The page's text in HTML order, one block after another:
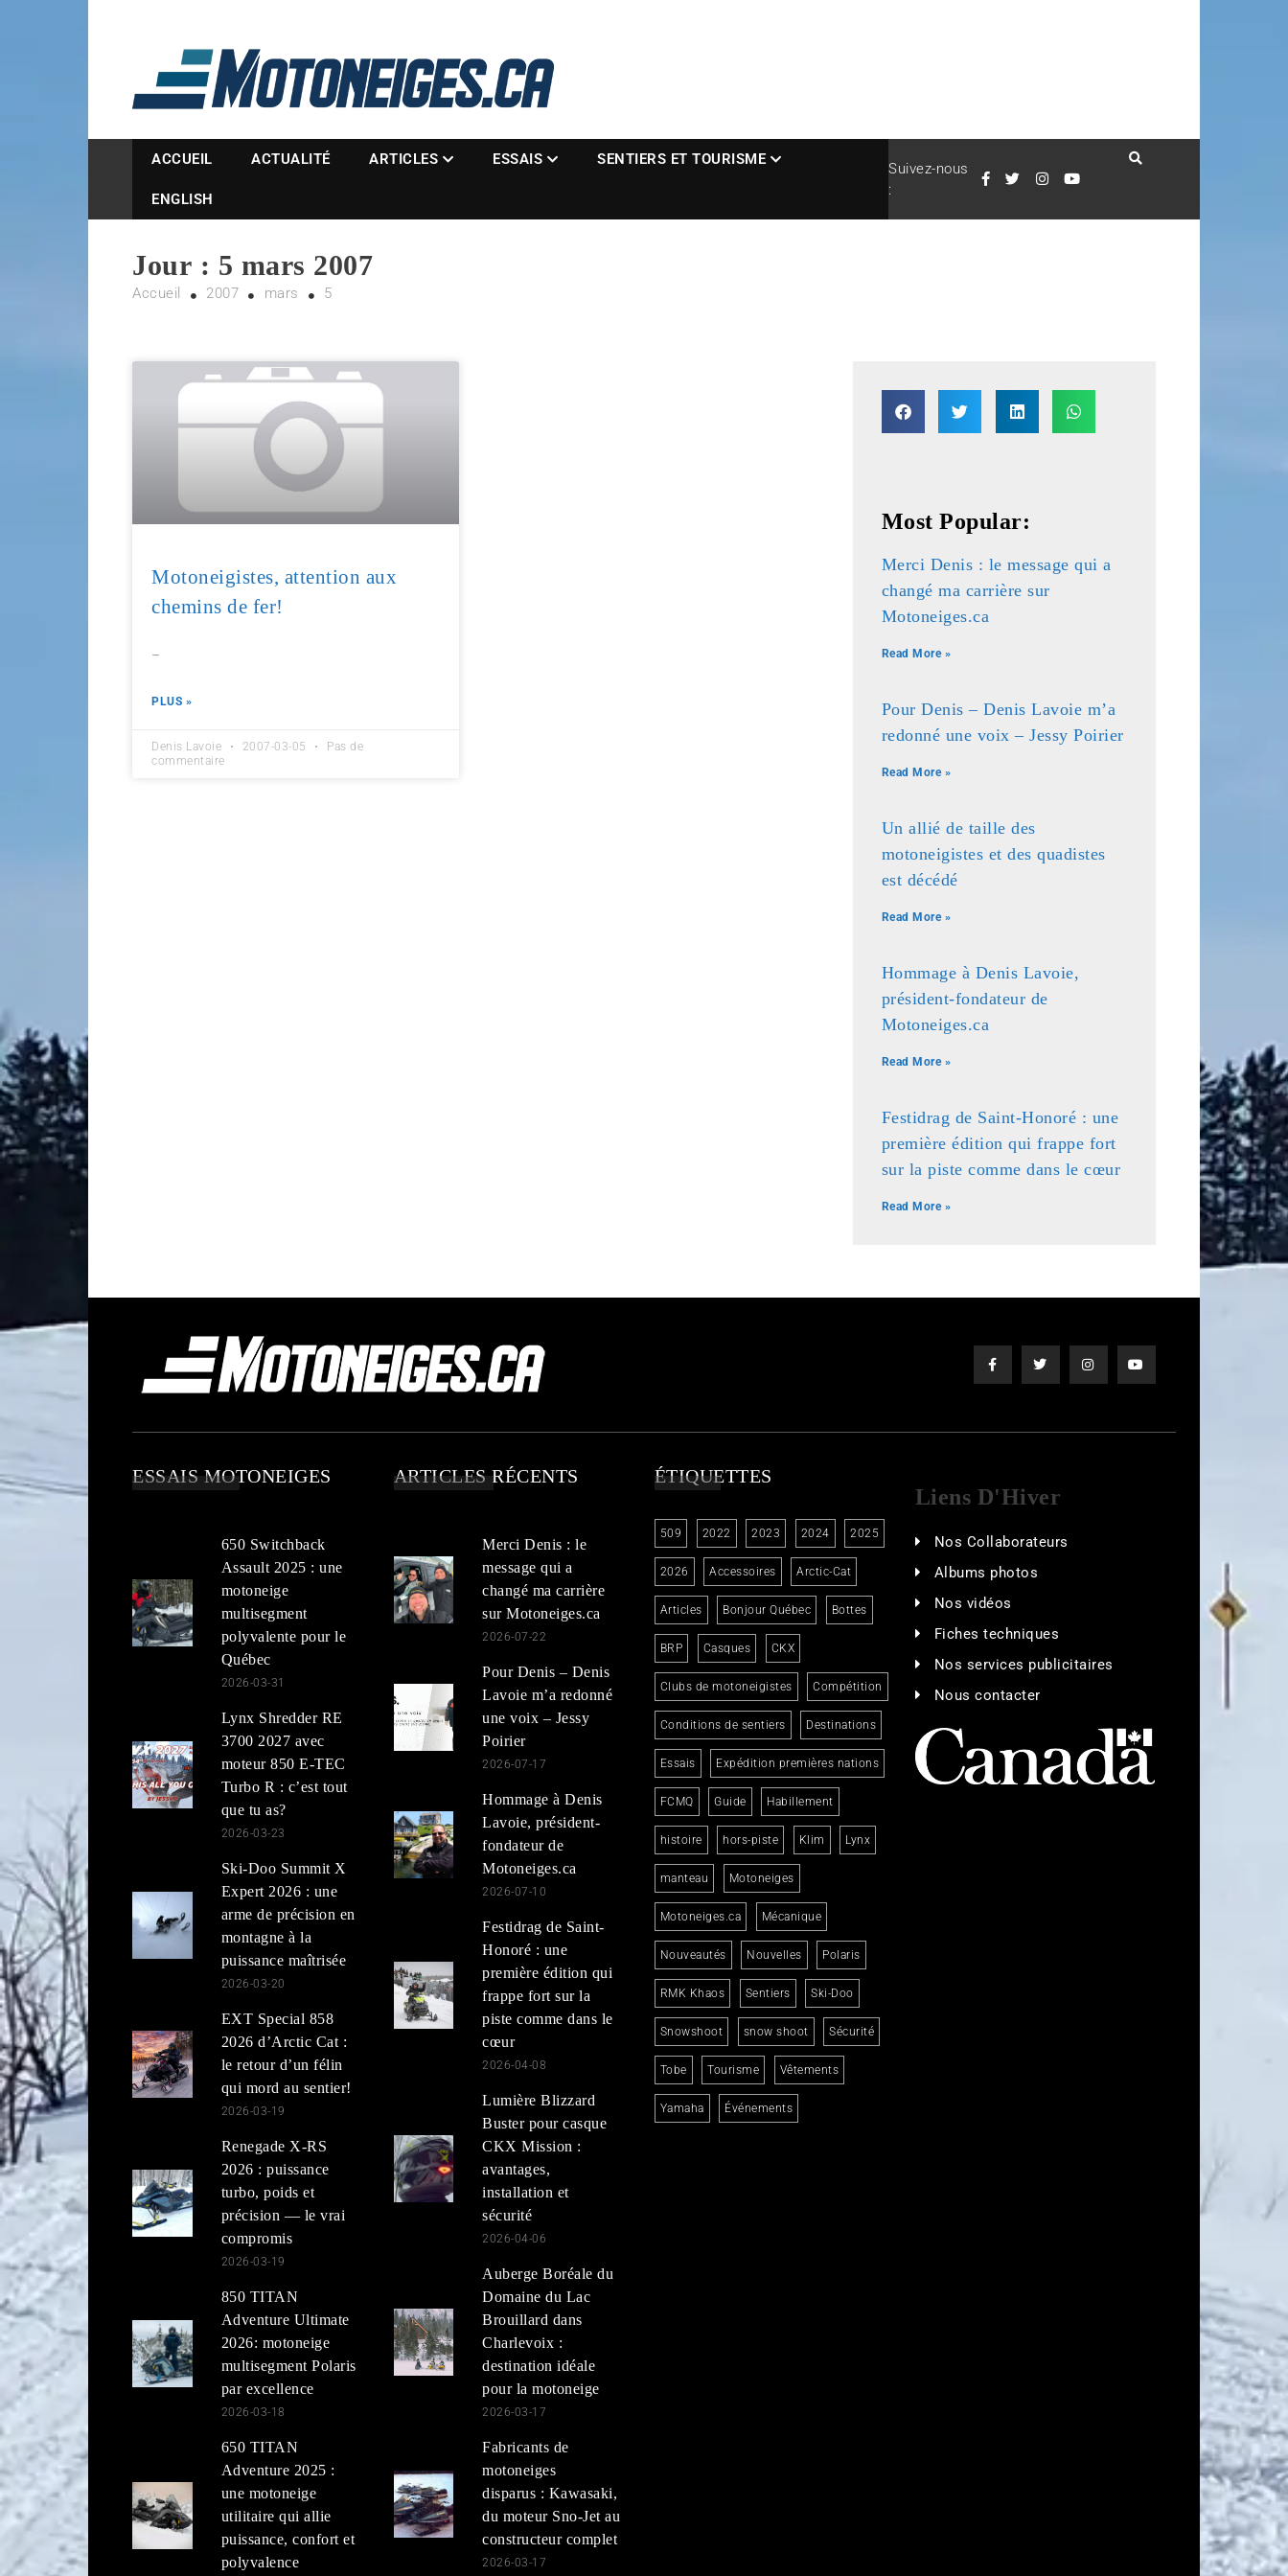
Magazine Motoneiges.ca
ACCUEIL ACTUALITÉ ARTICLES ESSAIS SENTIERS ET TOURISME
ENGLISH
Suivez-nous
:
Jour : 5 mars 2007
Accueil 2007 mars 5
Motoneigistes, attention aux
chemins de fer!
–
PLUS »
Denis Lavoie 2007-03-05
Pas de
commentaire
Most Popular:
Merci Denis : le message qui a
changé ma carrière sur
Motoneiges.ca
Read More »
Pour Denis – Denis Lavoie m’a
redonné une voix – Jessy Poirier
Read More »
Un allié de taille des
motoneigistes et des quadistes
est décédé
Read More »
Hommage à Denis Lavoie,
président-fondateur de
Motoneiges.ca
Read More »
Festidrag de Saint-Honoré : une
première édition qui frappe fort
sur la piste comme dans le cœur
Read More »
ESSAIS MOTONEIGES
650 Switchback
Assault 2025 : une
motoneige
multisegment
polyvalente pour le
Québec
2026-03-31
Lynx Shredder RE
3700 2027 avec
moteur 850 E-TEC
Turbo R : c’est tout
que tu as?
2026-03-23
Ski-Doo Summit X
Expert 2026 : une
arme de précision en
montagne à la
puissance maîtrisée
2026-03-20
EXT Special 858
2026 d’Arctic Cat :
le retour d’un félin
qui mord au sentier!
2026-03-19
Renegade X-RS
2026 : puissance
turbo, poids et
précision — le vrai
compromis
2026-03-19
850 TITAN
Adventure Ultimate
2026: motoneige
multisegment Polaris
par excellence
2026-03-18
650 TITAN
Adventure 2025 :
une motoneige
utilitaire qui allie
puissance, confort et
polyvalence
ARTICLES RÉCENTS
Merci Denis : le
message qui a
changé ma carrière
sur Motoneiges.ca
2026-07-22
Pour Denis – Denis
Lavoie m’a redonné
une voix – Jessy
Poirier
2026-07-17
Hommage à Denis
Lavoie, président-
fondateur de
Motoneiges.ca
2026-07-10
Festidrag de Saint-
Honoré : une
première édition qui
frappe fort sur la
piste comme dans le
cœur
2026-04-08
Lumière Blizzard
Buster pour casque
CKX Mission :
avantages,
installation et
sécurité
2026-04-06
Auberge Boréale du
Domaine du Lac
Brouillard dans
Charlevoix :
destination idéale
pour la motoneige
2026-03-17
Fabricants de
motoneiges
disparus : Kawasaki,
du moteur Sno-Jet au
constructeur complet
2026-03-17
ÉTIQUETTES
509 2022 2023 2024 2025
2026 Accessoires Arctic-Cat
Articles Bonjour Québec Bottes
BRP Casques CKX
Clubs de motoneigistes Compétition
Conditions de sentiers Destinations
Essais Expédition premières nations
FCMQ Guide Habillement
histoire hors-piste Klim Lynx
manteau Motoneiges
Motoneiges.ca Mécanique
Nouveautés Nouvelles Polaris
RMK Khaos Sentiers Ski-Doo
Snowshoot snow shoot Sécurité
Tobe Tourisme Vêtements
Yamaha Événements
Liens D'Hiver
Nos Collaborateurs
Albums photos
Nos vidéos
Fiches techniques
Nos services publicitaires
Nous contacter